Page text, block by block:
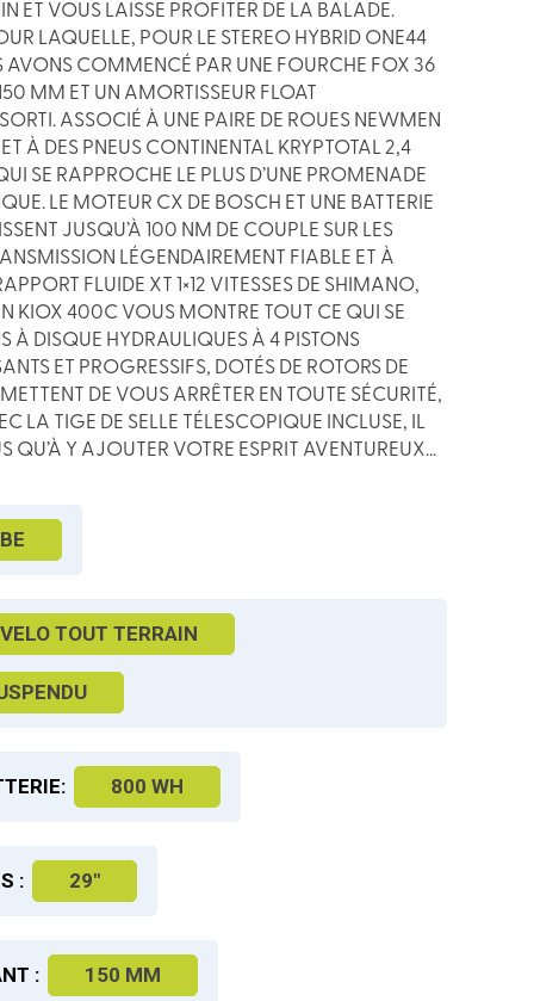
ET VOUS LAISSE PROFITER DE LA BALADE.
LAQUELLE, POUR LE STEREO HYBRID ONE44
AVONS COMMENCÉ PAR UNE FOURCHE FOX 36
MM ET UN AMORTISSEUR FLOAT
ASSOCIÉ À UNE PAIRE DE ROUES NEWMEN
À DES PNEUS CONTINENTAL KRYPTOTAL 2,4
SE RAPPROCHE LE PLUS D’UNE PROMENADE
LE MOTEUR CX DE BOSCH ET UNE BATTERIE
JUSQU’À 100 NM DE COUPLE SUR LES
LÉGENDAIREMENT FIABLE ET À
FLUIDE XT 1×12 VITESSES DE SHIMANO,
KIOX 400C VOUS MONTRE TOUT CE QUI SE
À DISQUE HYDRAULIQUES À 4 PISTONS
ET PROGRESSIFS, DOTÉS DE ROTORS DE
DE VOUS ARRÊTER EN TOUTE SÉCURITÉ,
LA TIGE DE SELLE TÉLESCOPIQUE INCLUSE, IL
QU’À Y AJOUTER VOTRE ESPRIT AVENTUREUX…
VELO TOUT TERRAIN
800 WH
: 29"
: 150 MM